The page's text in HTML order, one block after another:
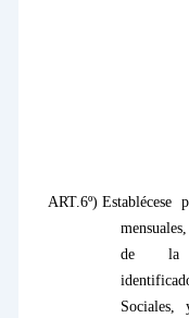
ART.6º) Establécese
de
la
Sociales,